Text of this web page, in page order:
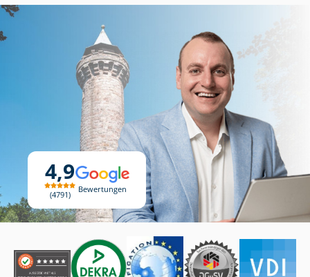
4,9
4791
Bewertungen